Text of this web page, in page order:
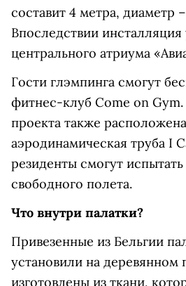
составит 4 метра, диаметр
Впоследствии инсталляция
центрального атриума
Гости глэмпинга смогут
фитнес-клуб Come on
проекта также
аэродинамическая труба I
резиденты смогут
свободного полета.
Что внутри палатки?
Привезенные из Бельгии
установили на деревянном
изготовлены из ткани,